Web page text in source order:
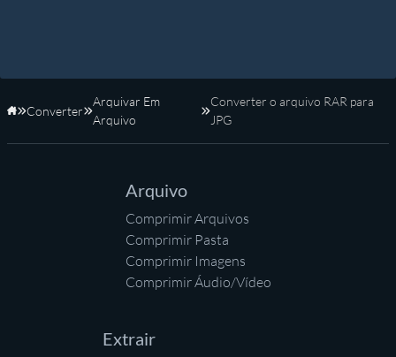
Início
Converter
Arquivar Em
Arquivo
Converter o arquivo RAR para
JPG
Arquivo
Comprimir Arquivos
Comprimir Pasta
Comprimir Imagens
Comprimir Áudio/Vídeo
Extrair